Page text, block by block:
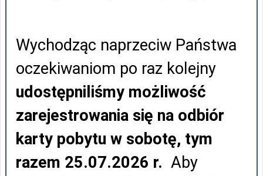
FAQ
Pouczenia
Wychodząc naprzeciw Państwa
oczekiwaniom po raz kolejny
udostępniliśmy możliwość
zarejestrowania się na odbiór
karty pobytu w sobotę, tym
razem 25.07.2026 r. Aby